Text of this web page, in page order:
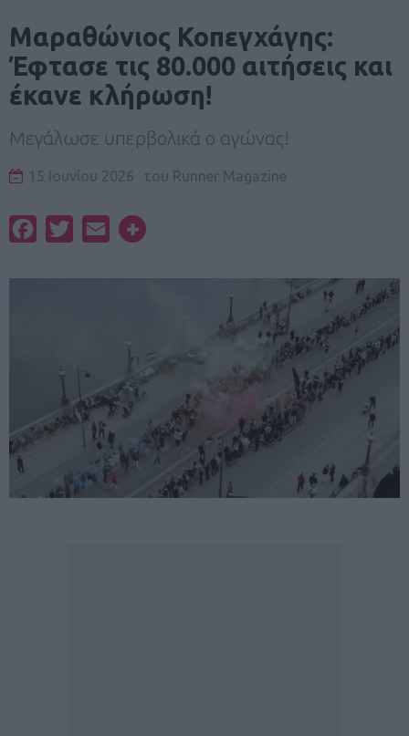
Μαραθώνιος Κοπεγχάγης:
Έφτασε τις 80.000 αιτήσεις και
έκανε κλήρωση!
Μεγάλωσε υπερβολικά ο αγώνας!
15 Ιουνίου 2026 του Runner Magazine
FacebookTwitterEmail